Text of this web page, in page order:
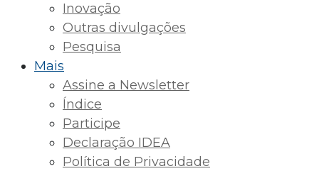
Inovação
Outras divulgações
Pesquisa
Mais
Assine a Newsletter
Índice
Participe
Declaração IDEA
Política de Privacidade